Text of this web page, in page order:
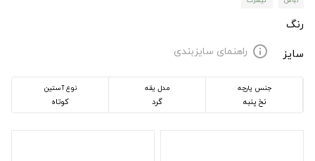
رنگ
سایز
info راهنمای سایزبندی
جنس پارچه
نخ پنبه
مدل یقه
گرد
نوع آستین
کوتاه